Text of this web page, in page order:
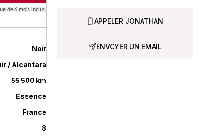
de 6 mois inclus.
Noir
/ Alcantara
55 500 km
Essence
France
8
APPELER JONATHAN
ENVOYER UN EMAIL